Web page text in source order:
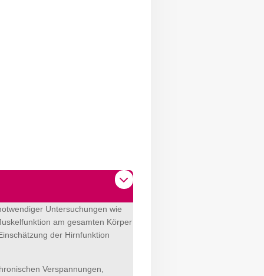
Untersuchungen wie
am gesamten Körper
der Hirnfunktion
Verspannungen,